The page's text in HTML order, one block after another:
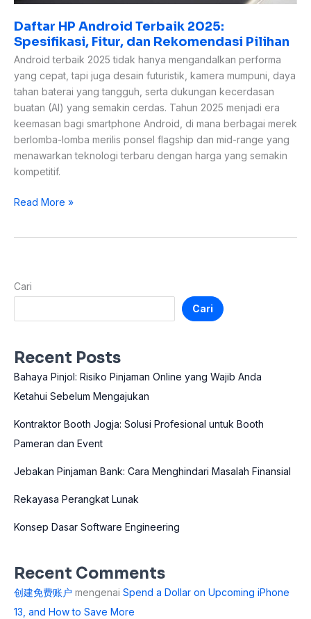
Daftar HP Android Terbaik 2025:
Spesifikasi, Fitur, dan Rekomendasi Pilihan
Android terbaik 2025 tidak hanya mengandalkan performa
yang cepat, tapi juga desain futuristik, kamera mumpuni, daya
tahan baterai yang tangguh, serta dukungan kecerdasan
buatan (AI) yang semakin cerdas. Tahun 2025 menjadi era
keemasan bagi smartphone Android, di mana berbagai merek
berlomba-lomba merilis ponsel flagship dan mid-range yang
menawarkan teknologi terbaru dengan harga yang semakin
kompetitif.
Read More »
Cari
Cari
Recent Posts
Bahaya Pinjol: Risiko Pinjaman Online yang Wajib Anda
Ketahui Sebelum Mengajukan
Kontraktor Booth Jogja: Solusi Profesional untuk Booth
Pameran dan Event
Jebakan Pinjaman Bank: Cara Menghindari Masalah Finansial
Rekayasa Perangkat Lunak
Konsep Dasar Software Engineering
Recent Comments
创建免费账户 mengenai Spend a Dollar on Upcoming iPhone
13, and How to Save More